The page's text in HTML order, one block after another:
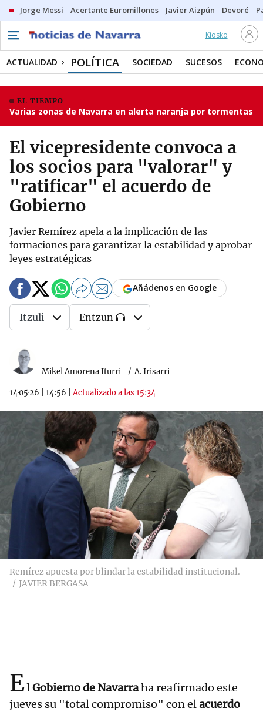
Jorge Messi Acertante Euromillones Javier Aizpún Devoré
Kiosko
ACTUALIDAD POLÍTICA SOCIEDAD SUCESOS
EL TIEMPO
Varias zonas de Navarra en alerta naranja por tormentas
El vicepresidente convoca a
los socios para "valorar" y
"ratificar" el acuerdo de
Gobierno
Javier Remírez apela a la implicación de las
formaciones para garantizar la estabilidad y aprobar
leyes estratégicas
Mikel Amorena Iturri A. Irisarri
14·05·26 14:56 |Actualizado a las 15:34
Añádenos en Google
Itzuli Entzun
Remírez apuesta por blindar la estabilidad institucional.
JAVIER BERGASA
ElGobierno de Navarraha reafirmado este
jueves su "total compromiso" con elacuerdo